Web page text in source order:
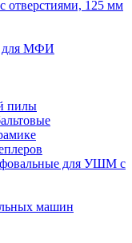
отверстиями, 125 мм
для МФИ
пилы
для УШМ с
машин